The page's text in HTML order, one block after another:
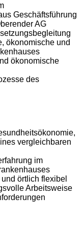
Geschäftsführung
AG
ökonomische und
ökonomische
des
vergleichbaren
im
örtlich flexibel
Arbeitsweise